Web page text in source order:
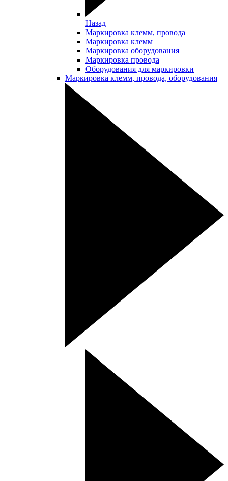
Назад
Маркировка клемм, провода
Маркировка клемм
Маркировка оборудования
Маркировка провода
Оборудования для маркировки
Маркировка клемм, провода, оборудования